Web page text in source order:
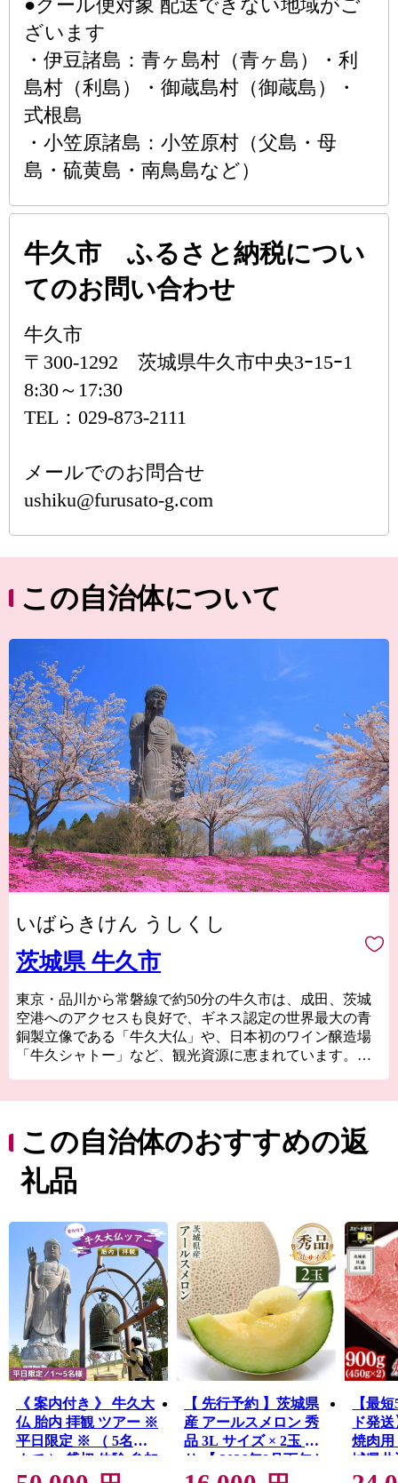
●クール便対象 配送できない地域がご
ざいます
・伊豆諸島：青ヶ島村（青ヶ島）・利
島村（利島）・御蔵島村（御蔵島）・
式根島
・小笠原諸島：小笠原村（父島・母
島・硫黄島・南鳥島など）
牛久市 ふるさと納税につい
てのお問い合わせ
牛久市
〒300-1292 茨城県牛久市中央3ｰ15ｰ1
8:30～17:30
TEL：029-873-2111
メールでのお問合せ
ushiku@furusato-g.com
この自治体について
いばらきけん うしくし
茨城県 牛久市
東京・品川から常磐線で約50分の牛久市は、成田、茨城
空港へのアクセスも良好で、ギネス認定の世界最大の青
銅製立像である「牛久大仏」や、日本初のワイン醸造場
「牛久シャトー」など、観光資源に恵まれています。市
でもあります。
地元の美味しい特産品も豊富な牛久市へぜひお越しくだ
さい。
この自治体のおすすめの返
礼品
《 案内付き 》 牛久大
仏 胎内 拝観 ツアー ※
平日限定 ※ （ 5名様
まで ） 貸切 体験 参加
券 体験チケット 観光
【 先行予約 】茨城県
産 アールスメロン 秀
品 3L サイズ × 2玉 入
り 【 2026年8月下旬か
ら発送 】 おすすめ JA
【最
ド発
焼肉用
城県
焼肉